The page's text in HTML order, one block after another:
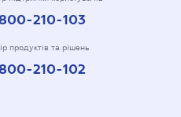
210-103
продуктів та рішень
210-102